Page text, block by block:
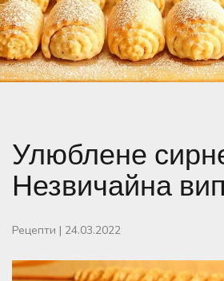
Улюблене
Незвичайна
Рецепти | 24.03.2022